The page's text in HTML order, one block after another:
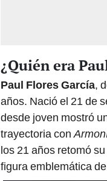
¿Quién era
Paul Flores García,
años. Nació el 21 de
desde joven mostró
trayectoria con
los 21 años retomó
figura emblemática